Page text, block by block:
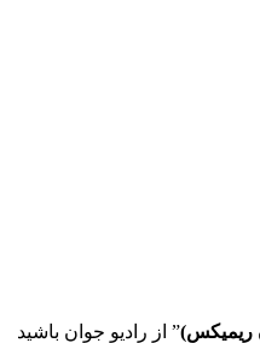
ریمیکس)” از رادیو جوان باشید